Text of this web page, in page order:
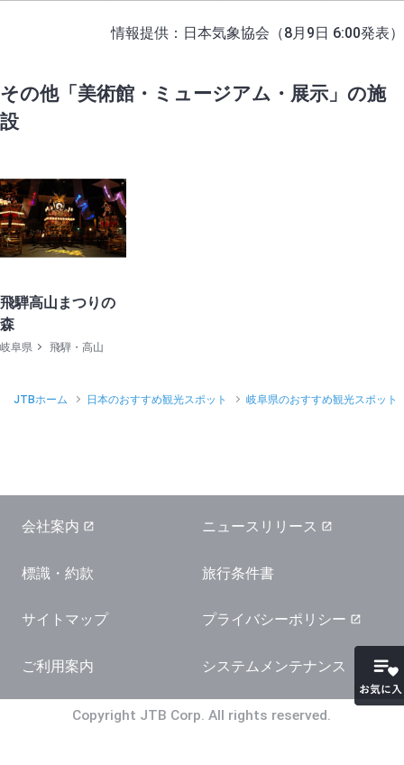
お気
情報提供：日本気象協会（8月9日 6:00発表）
その他「美術館・ミュージアム・展示」の施
設
飛騨高山まつりの
森
岐阜県 飛騨・高山
JTBホーム 日本のおすすめ観光スポット 岐阜県のおすすめ観光スポット
会社案内 ニュースリリース
標識・約款 旅行条件書
サイトマップ プライバシーポリシー
ご利用案内 システムメンテナンス
Copyright JTB Corp. All rights reserved.